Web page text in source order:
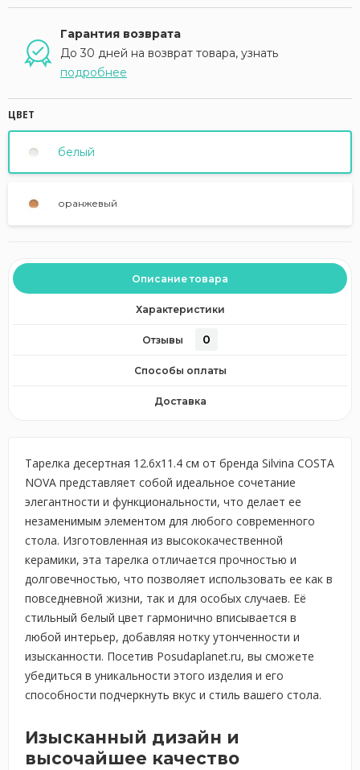
Гарантия возврата
До 30 дней на возврат товара, узнать
подробнее
ЦВЕТ
белый
оранжевый
Описание товара
Характеристики
Отзывы 0
Способы оплаты
Доставка
Тарелка десертная 12.6x11.4 см от бренда Silvina COSTA
NOVA представляет собой идеальное сочетание
элегантности и функциональности, что делает ее
незаменимым элементом для любого современного
стола. Изготовленная из высококачественной
керамики, эта тарелка отличается прочностью и
долговечностью, что позволяет использовать ее как в
повседневной жизни, так и для особых случаев. Её
стильный белый цвет гармонично вписывается в
любой интерьер, добавляя нотку утонченности и
изысканности. Посетив Posudaplanet.ru, вы сможете
убедиться в уникальности этого изделия и его
способности подчеркнуть вкус и стиль вашего стола.
Изысканный дизайн и
высочайшее качество